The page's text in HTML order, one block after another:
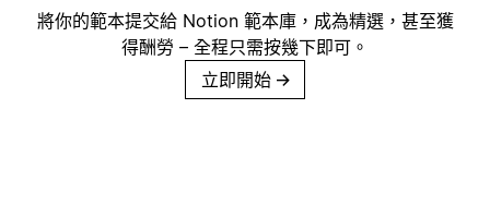
將你的範本提交給 Notion 範本庫，成為精選，甚至獲
得酬勞 – 全程只需按幾下即可。
立即開始 →